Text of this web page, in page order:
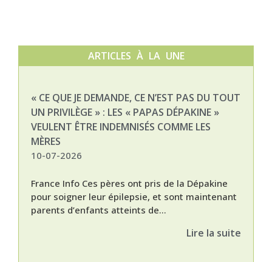
ARTICLES À LA UNE
« CE QUE JE DEMANDE, CE N’EST PAS DU TOUT
UN PRIVILÈGE » : LES « PAPAS DÉPAKINE »
VEULENT ÊTRE INDEMNISÉS COMME LES
MÈRES
10-07-2026
France Info Ces pères ont pris de la Dépakine
pour soigner leur épilepsie, et sont maintenant
parents d’enfants atteints de...
Lire la suite